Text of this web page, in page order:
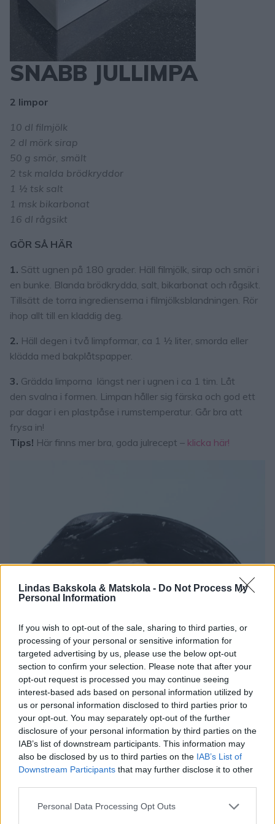
Lindas Bakskola & Matskola - Do Not Process My
Personal Information
If you wish to opt-out of the sale, sharing to third parties, or
processing of your personal or sensitive information for
targeted advertising by us, please use the below opt-out
section to confirm your selection. Please note that after your
opt-out request is processed you may continue seeing
interest-based ads based on personal information utilized by
us or personal information disclosed to third parties prior to
your opt-out. You may separately opt-out of the further
disclosure of your personal information by third parties on the
IAB’s list of downstream participants. This information may
also be disclosed by us to third parties on the IAB’s List of
Downstream Participants that may further disclose it to other
Personal Data Processing Opt Outs
SNABB JULLIMPA
2 limpor
10 dl filmjölk
2 dl mörk sirap
50 g smör, smält
2 tsk malda brödkryddor
1 ½ tsk salt
1 msk bikarbonat
16 dl rågsikt
GÖR SÅ HÄR
1. Sätt ugnen på 180 grader. Häll filmjölk, sirap och smör i
en bunke. Blanda brödkrydda, salt, bikarbonat och rågsikt.
Tillsätt de torra ingredienserna i filmjölksblandningen. Rör
ihop allt till en kladdig deg.
2. Häll degen i två limpformar, ca 1 ½ liter, smorda eller
klädda med bakplåtspapper.
3. Grädda limporna längst ner i ugnen i ca 1 tim. Låt
den svalna i formen. Limpan håller sig färska och god ett
par dagar i en plastpåse i rumstemperatur. Går bra att
frysa in!
Tips! Här finns mer bra, goda julrecept – klicka här!
1. Sätt ugnen på 180 grader. Häll filmjölk, sirap och smör i en bunke.